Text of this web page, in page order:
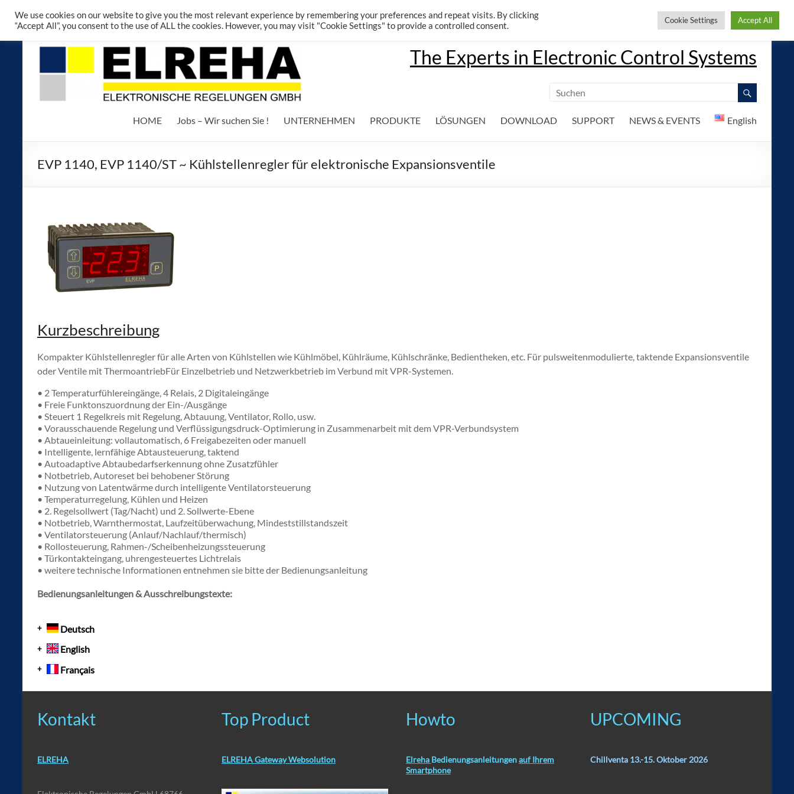
The Experts in Electronic Control Systems
HOME Jobs – Wir suchen Sie ! UNTERNEHMEN PRODUKTE LÖSUNGEN DOWNLOAD SUPPORT NEWS & EVENTS English
EVP 1140, EVP 1140/ST ~ Kühlstellenregler für elektronische Expansionsventile
Kurzbeschreibung
Kompakter Kühlstellenregler für alle Arten von Kühlstellen wie Kühlmöbel, Kühlräume, Kühlschränke, Bedientheken, etc. Für pulsweitenmodulierte, taktende Expansionsventile
oder Ventile mit ThermoantriebFür Einzelbetrieb und Netzwerkbetrieb im Verbund mit VPR-Systemen.
• 2 Temperaturfühlereingänge, 4 Relais, 2 Digitaleingänge
• Freie Funktonszuordnung der Ein-/Ausgänge
• Steuert 1 Regelkreis mit Regelung, Abtauung, Ventilator, Rollo, usw.
• Vorausschauende Regelung und Verflüssigungsdruck-Optimierung in Zusammenarbeit mit dem VPR-Verbundsystem
• Abtaueinleitung: vollautomatisch, 6 Freigabezeiten oder manuell
• Intelligente, lernfähige Abtausteuerung, taktend
• Autoadaptive Abtaubedarfserkennung ohne Zusatzfühler
• Notbetrieb, Autoreset bei behobener Störung
• Nutzung von Latentwärme durch intelligente Ventilatorsteuerung
• Temperaturregelung, Kühlen und Heizen
• 2. Regelsollwert (Tag/Nacht) und 2. Sollwerte-Ebene
• Notbetrieb, Warnthermostat, Laufzeitüberwachung, Mindeststillstandszeit
• Ventilatorsteuerung (Anlauf/Nachlauf/thermisch)
• Rollosteuerung, Rahmen-/Scheibenheizungssteuerung
• Türkontakteingang, uhrengesteuertes Lichtrelais
• weitere technische Informationen entnehmen sie bitte der Bedienungsanleitung
Bedienungsanleitungen & Ausschreibungstexte:
Deutsch
English
Français
Kontakt
ELREHA
Top Product
ELREHA Gateway Websolution
Howto
Elreha Bedienungsanleitungenauf Ihrem
Smartphone
UPCOMING
Chillventa 13.-15. Oktober 2026
We use cookies on our website to give you the most relevant experience by remembering your preferences and repeat visits. By clicking
“Accept All”, you consent to the use of ALL the cookies. However, you may visit "Cookie Settings" to provide a controlled consent.
Cookie Settings Accept All